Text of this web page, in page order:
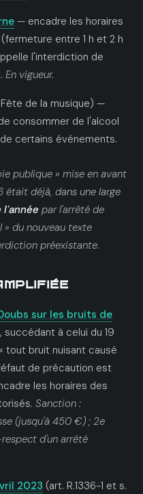
— encadre les horaires
entre 1 h et 2 h
l'interdiction de
En vigueur.
Fête de la musique) —
consommer de l'alcool
certains événements.
publique » mise en avant
déjà, dans une large
par l'arrêté de
du nouveau texte
préexistante.
sur les bruits de
succédant à celui du 19
tout bruit nuisant causé
de précaution est
les horaires des
Sanction :
(jusqu'à 450 €) ; 2e
d'un arrêté
2023 (art. R.1336-1 et s.